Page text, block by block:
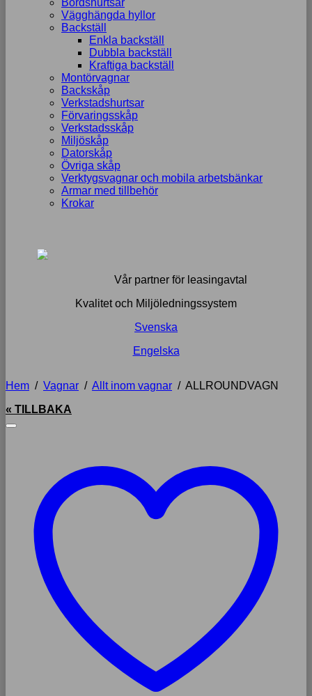
Bordshurtsar
Vägghängda hyllor
Backställ
Enkla backställ
Dubbla backställ
Kraftiga backställ
Montörvagnar
Backskåp
Verkstadshurtsar
Förvaringsskåp
Verkstadsskåp
Miljöskåp
Datorskåp
Övriga skåp
Verktygsvagnar och mobila arbetsbänkar
Armar med tillbehör
Krokar
Vår partner för leasingavtal
Kvalitet och Miljöledningssystem
Svenska
Engelska
Hem / Vagnar / Allt inom vagnar / ALLROUNDVAGN
« TILLBAKA